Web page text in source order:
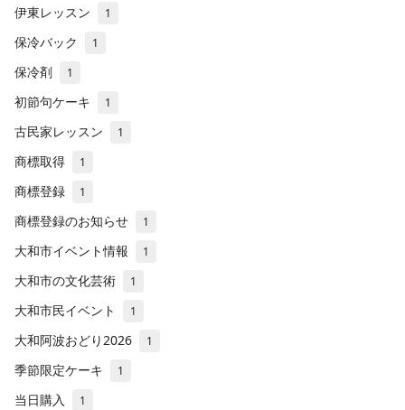
伊東レッスン 1
保冷バック 1
保冷剤 1
初節句ケーキ 1
古民家レッスン 1
商標取得 1
商標登録 1
商標登録のお知らせ 1
大和市イベント情報 1
大和市の文化芸術 1
大和市民イベント 1
大和阿波おどり2026 1
季節限定ケーキ 1
当日購入 1